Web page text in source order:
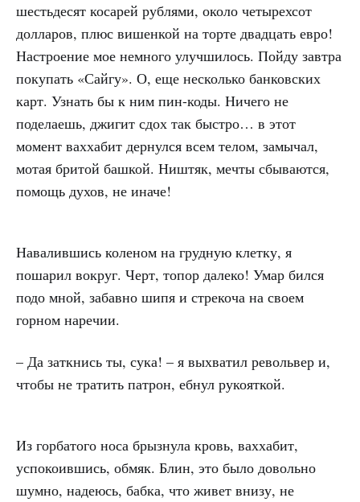
шестьдесят косарей рублями, около четырехсот
долларов, плюс вишенкой на торте двадцать евро!
Настроение мое немного улучшилось. Пойду завтра
покупать «Сайгу». О, еще несколько банковских
карт. Узнать бы к ним пин-коды. Ничего не
поделаешь, джигит сдох так быстро… в этот
момент ваххабит дернулся всем телом, замычал,
мотая бритой башкой. Ништяк, мечты сбываются,
помощь духов, не иначе!
Навалившись коленом на грудную клетку, я
пошарил вокруг. Черт, топор далеко! Умар бился
подо мной, забавно шипя и стрекоча на своем
горном наречии.
– Да заткнись ты, сука! – я выхватил револьвер и,
чтобы не тратить патрон, ебнул рукояткой.
Из горбатого носа брызнула кровь, ваххабит,
успокоившись, обмяк. Блин, это было довольно
шумно, надеюсь, бабка, что живет внизу, не